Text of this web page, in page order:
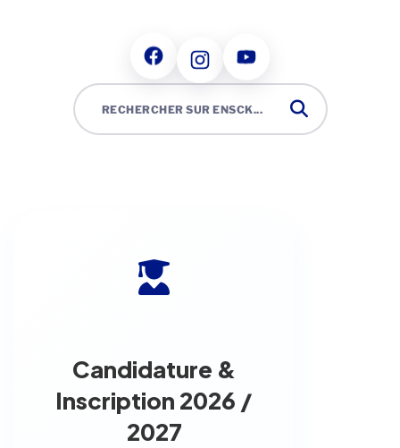
Candidature &
Inscription 2026 /
2027